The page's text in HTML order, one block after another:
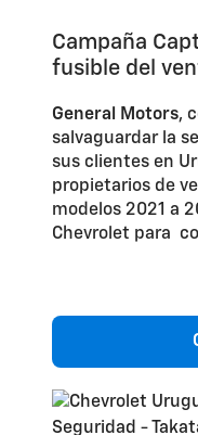
Campaña
fusible del
General Motors,
salvaguardar la
sus clientes en
propietarios de
modelos 2021 a
Chevrolet para